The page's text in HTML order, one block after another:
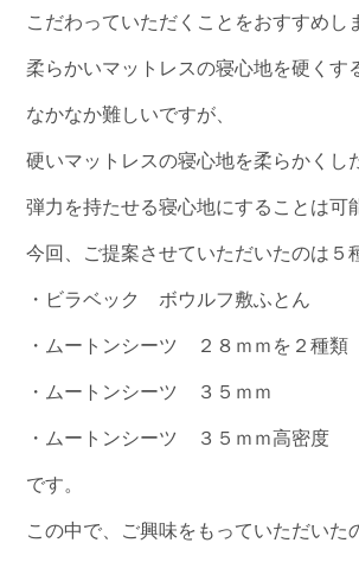
こだわっていただくことをおすすめし
柔らかいマットレスの寝心地を硬くす
なかなか難しいですが、
硬いマットレスの寝心地を柔らかくし
弾力を持たせる寝心地にすることは可
今回、ご提案させていただいたのは５
・ビラベック ボウルフ敷ふとん
・ムートンシーツ ２８ｍｍを２種類
・ムートンシーツ ３５ｍｍ
・ムートンシーツ ３５ｍｍ高密度
です。
この中で、ご興味をもっていただいた